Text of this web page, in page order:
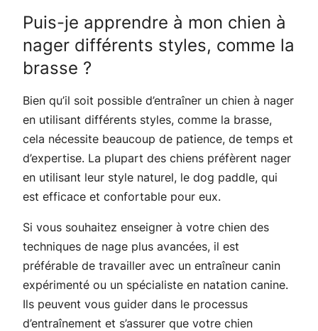
Puis-je apprendre à mon chien à
nager différents styles, comme la
brasse ?
Bien qu’il soit possible d’entraîner un chien à nager
en utilisant différents styles, comme la brasse,
cela nécessite beaucoup de patience, de temps et
d’expertise. La plupart des chiens préfèrent nager
en utilisant leur style naturel, le dog paddle, qui
est efficace et confortable pour eux.
Si vous souhaitez enseigner à votre chien des
techniques de nage plus avancées, il est
préférable de travailler avec un entraîneur canin
expérimenté ou un spécialiste en natation canine.
Ils peuvent vous guider dans le processus
d’entraînement et s’assurer que votre chien